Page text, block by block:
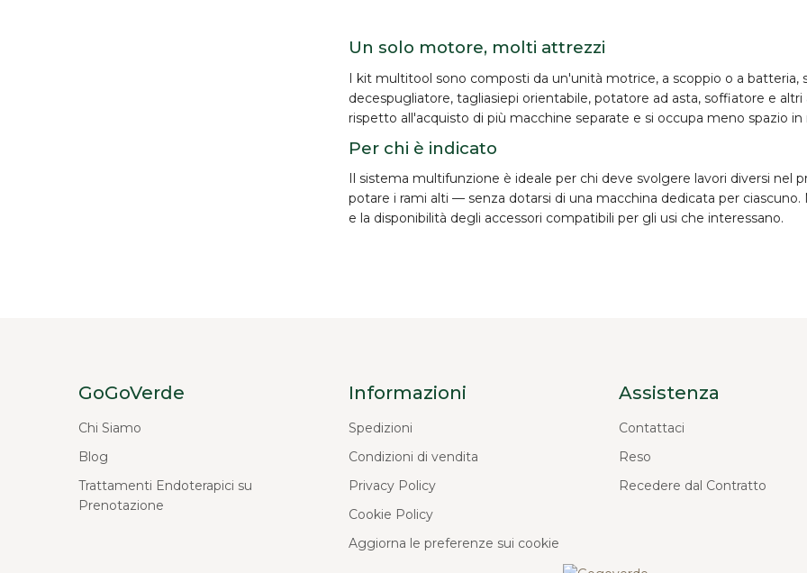
Un solo motore, molti attrezzi
I kit multitool sono composti da un'unità motrice, a scoppio o a batteria,
decespugliatore, tagliasiepi orientabile, potatore ad asta, soffiatore e
rispetto all'acquisto di più macchine separate e si occupa meno spazio in
Per chi è indicato
Il sistema multifunzione è ideale per chi deve svolgere lavori diversi nel
potare i rami alti — senza dotarsi di una macchina dedicata per
e la disponibilità degli accessori compatibili per gli usi che interessano.
GoGoVerde
Chi Siamo
Blog
Trattamenti Endoterapici su
Prenotazione
Informazioni
Spedizioni
Condizioni di vendita
Privacy Policy
Cookie Policy
Aggiorna le preferenze sui cookie
Assistenza
Contattaci
Reso
Recedere dal Contratto